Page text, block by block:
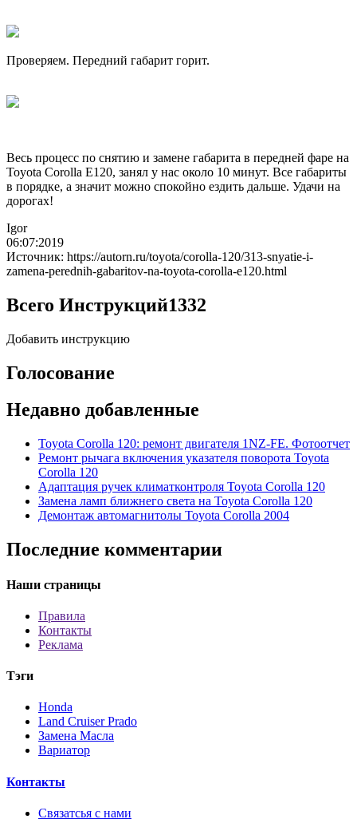
Проверяем. Передний габарит горит.
Весь процесс по снятию и замене габарита в передней фаре на
Toyota Corolla E120, занял у нас около 10 минут. Все габариты
в порядке, а значит можно спокойно ездить дальше. Удачи на
дорогах!
Igor
06:07:2019
Источник: https://autorn.ru/toyota/corolla-120/313-snyatie-i-
zamena-perednih-gabaritov-na-toyota-corolla-e120.html
Всего Инструкций1332
Добавить инструкцию
Голосование
Недавно добавленные
Toyota Corolla 120: ремонт двигателя 1NZ-FE. Фотоотчет
Ремонт рычага включения указателя поворота Toyota
Corolla 120
Адаптация ручек климатконтроля Toyota Corolla 120
Замена ламп ближнего света на Toyota Corolla 120
Демонтаж автомагнитолы Toyota Corolla 2004
Последние комментарии
Наши страницы
Правила
Контакты
Реклама
Тэги
Honda
Land Cruiser Prado
Замена Масла
Вариатор
Контакты
Связатсья с нами